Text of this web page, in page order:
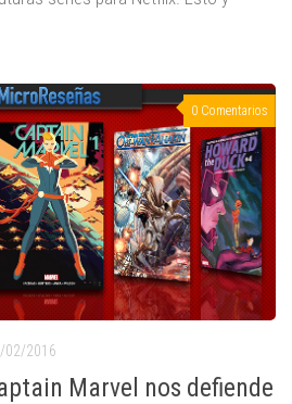
0 Comentarios
02/2016
Marvel nos defiende